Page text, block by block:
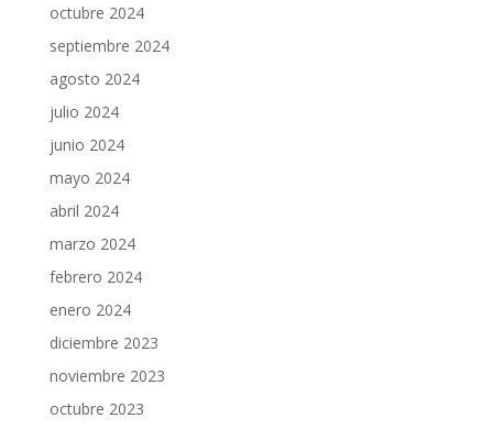
octubre 2024
septiembre 2024
agosto 2024
julio 2024
junio 2024
mayo 2024
abril 2024
marzo 2024
febrero 2024
enero 2024
diciembre 2023
noviembre 2023
octubre 2023